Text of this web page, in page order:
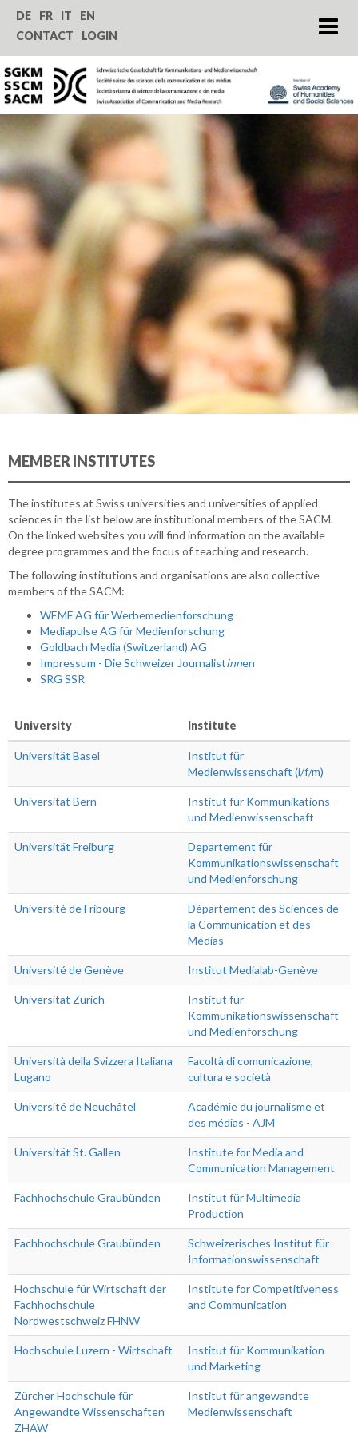
About us
Journal SComS
Annual Conference
Service
DE FR IT
EN
CONTACT
LOGIN
MEMBER INSTITUTES
The institutes at Swiss universities and universities of applied
sciences in the list below are institutional members of the SACM.
On the linked websites you will find information on the available
degree programmes and the focus of teaching and research.
The following institutions and organisations are also collective
members of the SACM:
WEMF AG für Werbemedienforschung
Mediapulse AG für Medienforschung
Goldbach Media (Switzerland) AG
Impressum - Die Schweizer Journalistinnen
SRG SSR
University Institute
Universität Basel
Institut für
Medienwissenschaft (i/f/m)
Universität Bern
Institut für Kommunikations-
und Medienwissenschaft
Universität Freiburg
Departement für
Kommunikationswissenschaft
und Medienforschung
Université de Fribourg
Département des Sciences de
la Communication et des
Médias
Université de Genève Institut Medialab-Genève
Universität Zürich
Institut für
Kommunikationswissenschaft
und Medienforschung
Università della Svizzera Italiana
Lugano
Facoltà di comunicazione,
cultura e società
Université de Neuchâtel
Académie du journalisme et
des médias - AJM
Universität St. Gallen
Institute for Media and
Communication Management
Fachhochschule Graubünden
Institut für Multimedia
Production
Fachhochschule Graubünden
Schweizerisches Institut für
Informationswissenschaft
Hochschule für Wirtschaft der
Fachhochschule
Nordwestschweiz FHNW
Institute for Competitiveness
and Communication
Hochschule Luzern - Wirtschaft
Institut für Kommunikation
und Marketing
Zürcher Hochschule für
Angewandte Wissenschaften
ZHAW
Institut für angewandte
Medienwissenschaft